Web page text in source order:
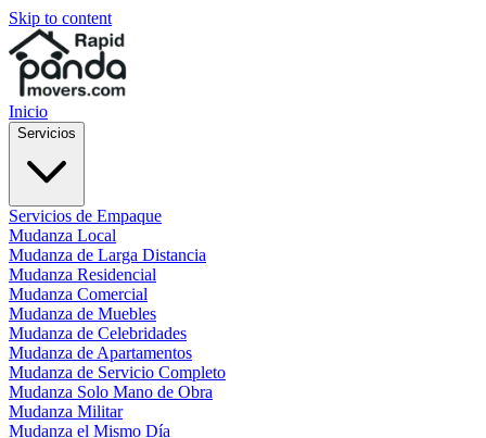
Skip to content
Inicio
Servicios
Servicios de Empaque
Mudanza Local
Mudanza de Larga Distancia
Mudanza Residencial
Mudanza Comercial
Mudanza de Muebles
Mudanza de Celebridades
Mudanza de Apartamentos
Mudanza de Servicio Completo
Mudanza Solo Mano de Obra
Mudanza Militar
Mudanza el Mismo Día